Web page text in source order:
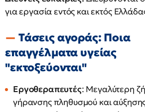
για εργασία εντός και εκτός
Τάσεις αγοράς: Ποια
επαγγέλματα υγείας
"εκτοξεύονται"
Εργοθεραπευτές: Μεγαλύτερη
γήρανσης πληθυσμού και